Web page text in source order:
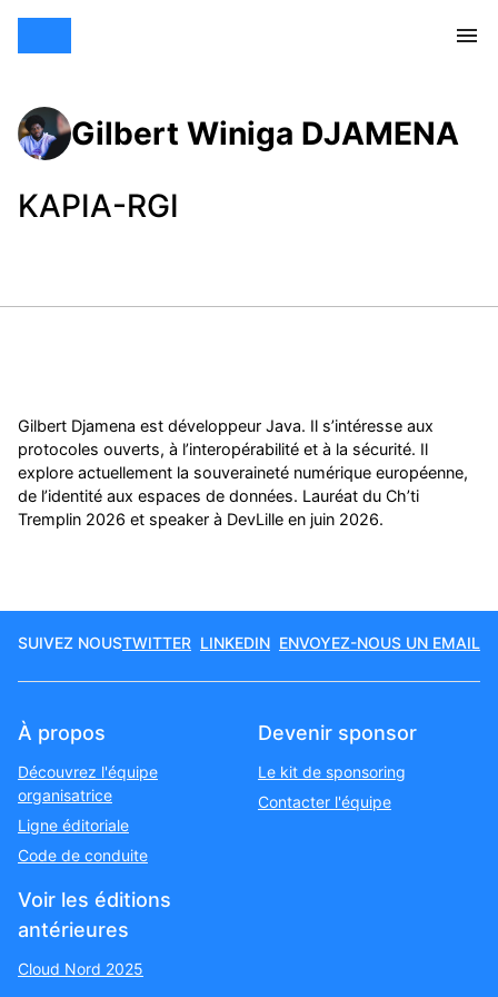
Gilbert Winiga DJAMENA
KAPIA-RGI
Gilbert Djamena est développeur Java. Il s’intéresse aux
protocoles ouverts, à l’interopérabilité et à la sécurité. Il
explore actuellement la souveraineté numérique européenne,
de l’identité aux espaces de données. Lauréat du Ch’ti
Tremplin 2026 et speaker à DevLille en juin 2026.
SUIVEZ NOUSTWITTER LINKEDIN ENVOYEZ-NOUS UN EMAIL
À propos
Découvrez l'équipe
organisatrice
Ligne éditoriale
Code de conduite
Devenir sponsor
Le kit de sponsoring
Contacter l'équipe
Voir les éditions
antérieures
Cloud Nord 2025